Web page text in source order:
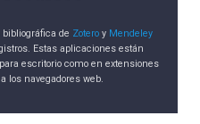
de Zoteroy Mendeley
Estas aplicaciones están
escritorio como en extensiones
los navegadores web.